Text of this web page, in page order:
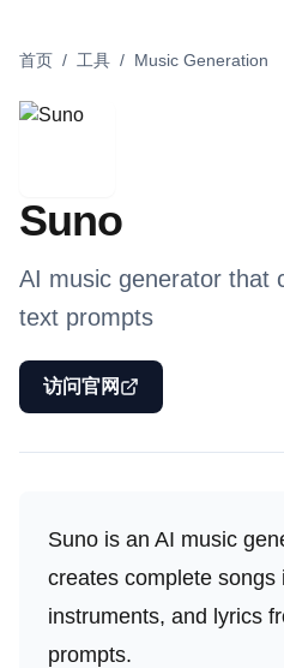
首页 / 工具 / Music Generation
Suno
AI music generator that
text prompts
访问官网
Suno is an AI music
creates complete songs
instruments, and lyrics
prompts.